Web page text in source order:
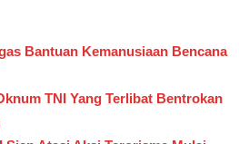
Bantuan Kemanusiaan Bencana
TNI Yang Terlibat Bentrokan